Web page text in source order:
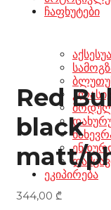
ჩაფხუტები
ეკიპირება
Red
black
matt/
344,00 ₾